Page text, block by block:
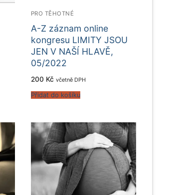
PRO TĚHOTNÉ
A-Z záznam online
kongresu LIMITY JSOU
JEN V NAŠÍ HLAVĚ,
05/2022
200 Kč včetně DPH
Přidat do košíku